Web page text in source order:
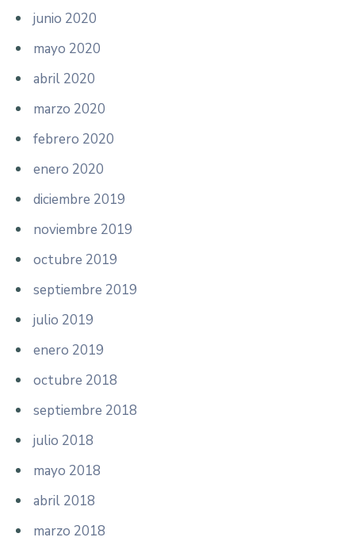
junio 2020
mayo 2020
abril 2020
marzo 2020
febrero 2020
enero 2020
diciembre 2019
noviembre 2019
octubre 2019
septiembre 2019
julio 2019
enero 2019
octubre 2018
septiembre 2018
julio 2018
mayo 2018
abril 2018
marzo 2018